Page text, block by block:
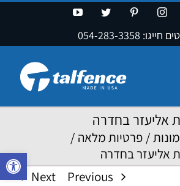
פתח
Instagram
Pinterest
Twitter
YouTube
חייגו: 054-283-3358
אליעזר בחדרה
/ פרטיות מלאה /
אליעזר בחדרה
Previous
Next